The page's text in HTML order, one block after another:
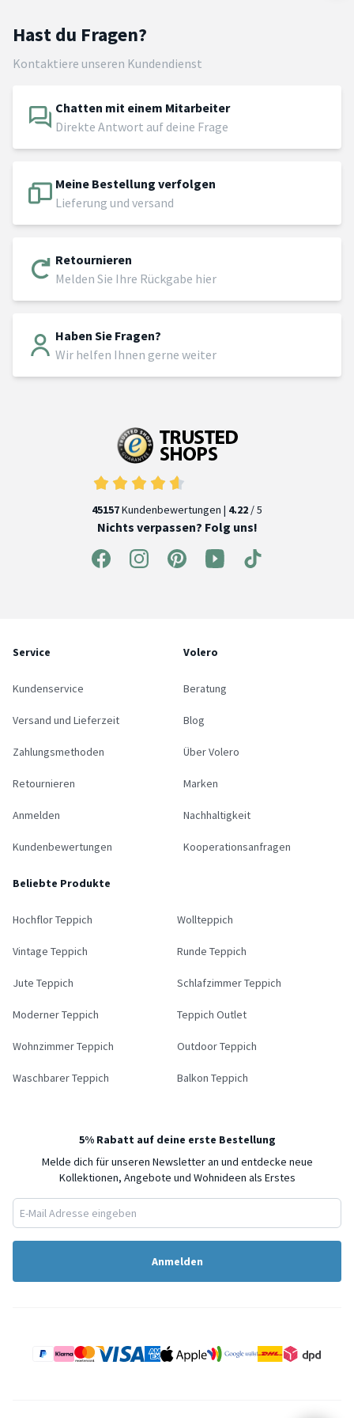
Hast du Fragen?
Kontaktiere unseren Kundendienst
Chatten mit einem Mitarbeiter
Direkte Antwort auf deine Frage
Meine Bestellung verfolgen
Lieferung und versand
Retournieren
Melden Sie Ihre Rückgabe hier
Haben Sie Fragen?
Wir helfen Ihnen gerne weiter
45157Kundenbewertungen | 4.22 / 5
Nichts verpassen? Folg uns!
Service
Kundenservice
Versand und Lieferzeit
Zahlungsmethoden
Retournieren
Anmelden
Kundenbewertungen
Volero
Beratung
Blog
Über Volero
Marken
Nachhaltigkeit
Kooperationsanfragen
Beliebte Produkte
Hochflor Teppich Wollteppich
Vintage Teppich Runde Teppich
Jute Teppich Schlafzimmer Teppich
Moderner Teppich Teppich Outlet
Wohnzimmer Teppich Outdoor Teppich
Waschbarer Teppich Balkon Teppich
5% Rabatt auf deine erste Bestellung
Melde dich für unseren Newsletter an und entdecke neue
Kollektionen, Angebote und Wohnideen als Erstes
Anmelden